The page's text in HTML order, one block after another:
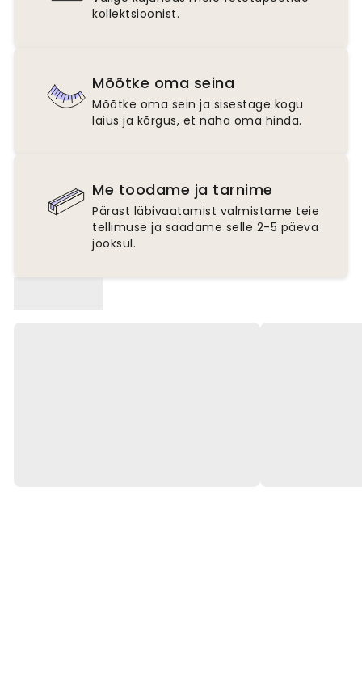
kollektsioonist.
Mõõtke oma seina
Mõõtke oma sein ja sisestage kogu
laius ja kõrgus, et näha oma hinda.
Me toodame ja tarnime
Pärast läbivaatamist valmistame teie
tellimuse ja saadame selle 2-5 päeva
jooksul.